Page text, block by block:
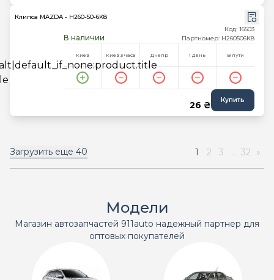
Клипса MAZDA - H260-50-6K8
В наличии
Код: 16503
Партномер: H260506K8
Киев Киев 3 часа Днепр 1 день В пути
26 ₴ Купить
Загрузить еще 40 1 2 3 ... 32 »
Модели
Магазин автозапчастей 911auto надежный партнер для
оптовых покупателей